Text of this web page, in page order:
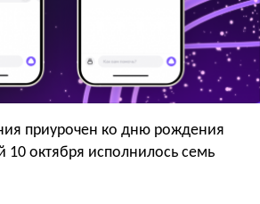
приурочен ко дню рождения
10 октября исполнилось семь